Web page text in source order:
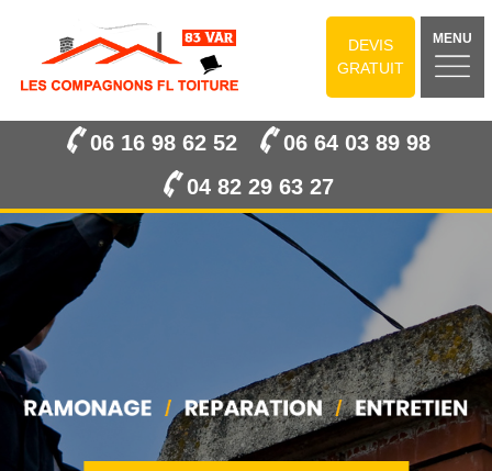
DEVIS
GRATUIT
MENU
06 16 98 62 52
06 64 03 89 98
04 82 29 63 27